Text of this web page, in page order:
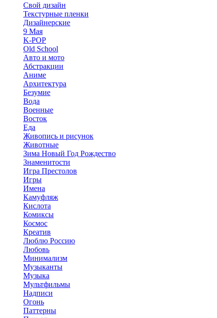
Свой дизайн
Текстурные пленки
Дизайнерские
9 Мая
K-POP
Old School
Авто и мото
Абстракции
Аниме
Архитектура
Безумие
Вода
Военные
Восток
Еда
Живопись и рисунок
Животные
Зима Новый Год Рождество
Знаменитости
Игра Престолов
Игры
Имена
Камуфляж
Кислота
Комиксы
Космос
Креатив
Люблю Россию
Любовь
Минимализм
Музыканты
Музыка
Мультфильмы
Надписи
Огонь
Паттерны